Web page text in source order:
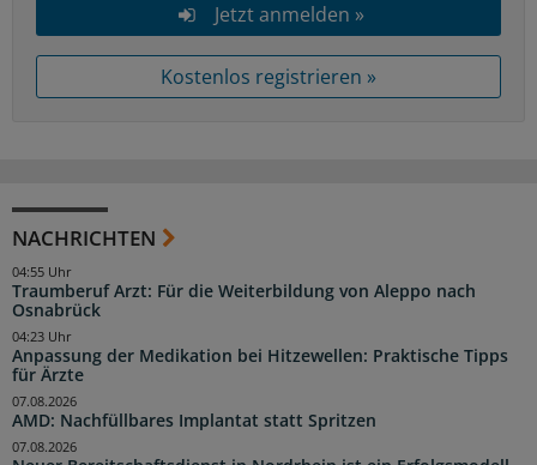
Jetzt anmelden »
Kostenlos registrieren »
NACHRICHTEN
Traumberuf Arzt: Für die Weiterbildung von Aleppo nach
Osnabrück
04:55 Uhr
Anpassung der Medikation bei Hitzewellen: Praktische Tipps
für Ärzte
04:23 Uhr
AMD: Nachfüllbares Implantat statt Spritzen
07.08.2026
07.08.2026